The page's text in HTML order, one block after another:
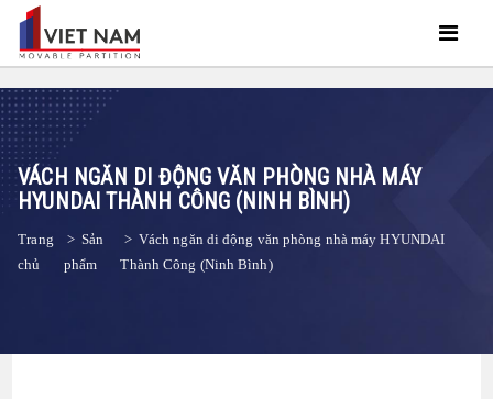
VÁCH NGĂN DI ĐỘNG VĂN PHÒNG NHÀ MÁY
HYUNDAI THÀNH CÔNG (NINH BÌNH)
Trang
chủ
> Sản
phẩm
> Vách ngăn di động văn phòng nhà máy HYUNDAI
Thành Công (Ninh Bình)